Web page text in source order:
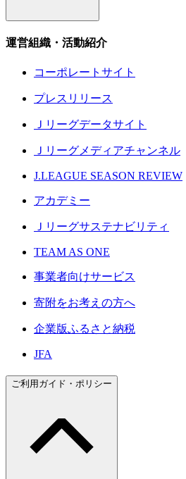
運営組織・活動紹介
コーポレートサイト
プレスリリース
Ｊリーグデータサイト
Ｊリーグメディアチャンネル
J.LEAGUE SEASON REVIEW
アカデミー
Ｊリーグサステナビリティ
TEAM AS ONE
事業者向けサービス
寄附をお考えの方へ
企業版ふるさと納税
JFA
ご利用ガイド・ポリシー